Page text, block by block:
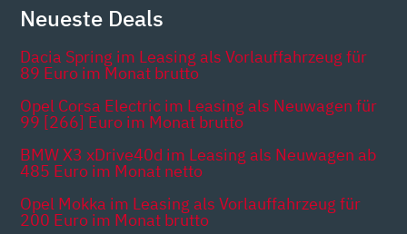
Neueste Deals
Dacia Spring im Leasing als Vorlauffahrzeug für
89 Euro im Monat brutto
Opel Corsa Electric im Leasing als Neuwagen für
99 [266] Euro im Monat brutto
BMW X3 xDrive40d im Leasing als Neuwagen ab
485 Euro im Monat netto
Opel Mokka im Leasing als Vorlauffahrzeug für
200 Euro im Monat brutto